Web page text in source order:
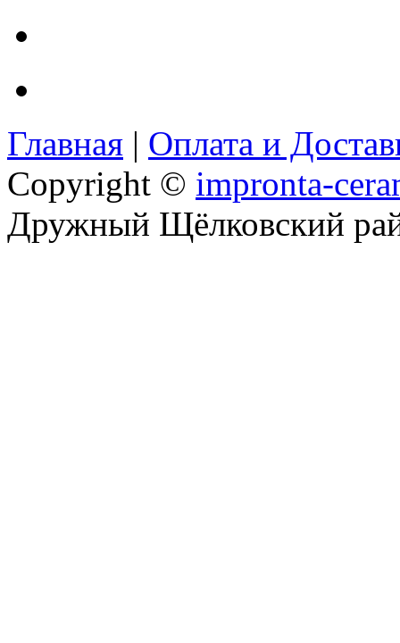
Главная | Оплата и
Copyright © impronta-
Дружный Щёлковский